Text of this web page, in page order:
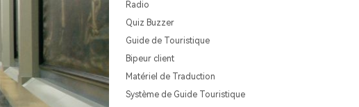
Radio
Quiz Buzzer
Guide de Touristique
Bipeur client
Matériel de Traduction
Système de Guide Touristique